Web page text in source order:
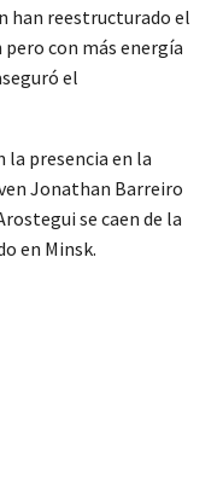
han reestructurado el
con más energía
el
la presencia en la
Jonathan Barreiro
se caen de la
en Minsk.